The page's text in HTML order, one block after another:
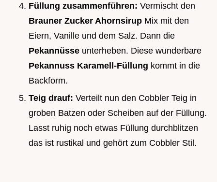
Füllung zusammenführen: Vermischt den
Brauner Zucker Ahornsirup Mix mit den
Eiern, Vanille und dem Salz. Dann die
Pekannüsse unterheben. Diese wunderbare
Pekannuss Karamell-Füllung kommt in die
Backform.
Teig drauf: Verteilt nun den Cobbler Teig in
groben Batzen oder Scheiben auf der Füllung.
Lasst ruhig noch etwas Füllung durchblitzen
das ist rustikal und gehört zum Cobbler Stil.